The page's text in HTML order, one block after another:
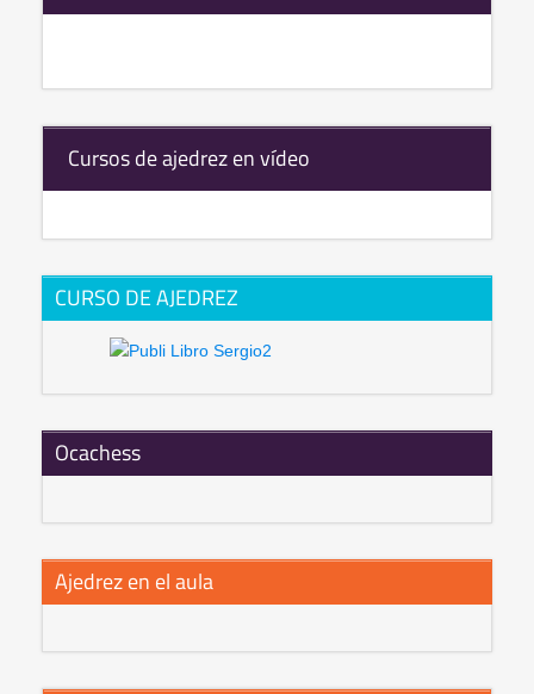
Cursos de ajedrez en vídeo
CURSO DE AJEDREZ
Ocachess
Ajedrez en el aula